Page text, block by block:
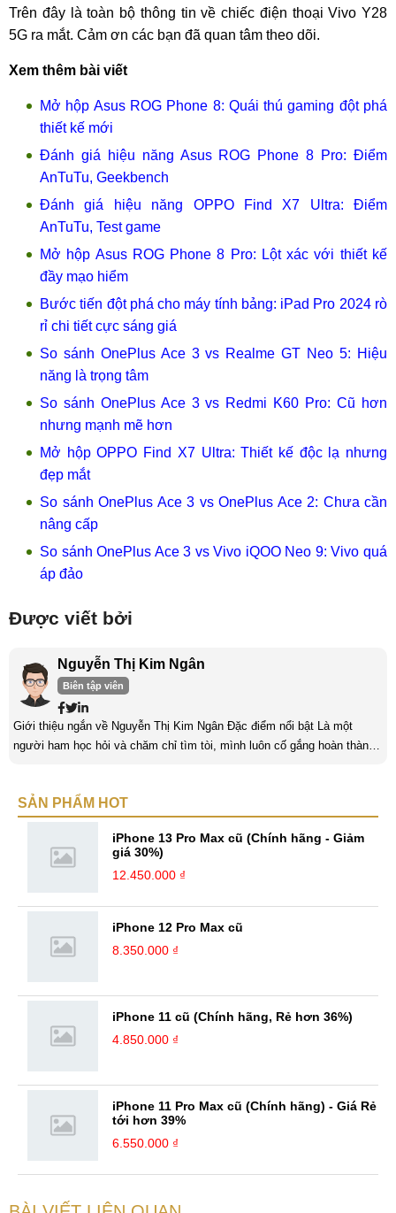
Trên đây là toàn bộ thông tin về chiếc điện thoại Vivo Y28
5G ra mắt. Cảm ơn các bạn đã quan tâm theo dõi.
Xem thêm bài viết
Mở hộp Asus ROG Phone 8: Quái thú gaming đột phá
thiết kế mới
Đánh giá hiệu năng Asus ROG Phone 8 Pro: Điểm
AnTuTu, Geekbench
Đánh giá hiệu năng OPPO Find X7 Ultra: Điểm
AnTuTu, Test game
Mở hộp Asus ROG Phone 8 Pro: Lột xác với thiết kế
đầy mạo hiểm
Bước tiến đột phá cho máy tính bảng: iPad Pro 2024 rò
rỉ chi tiết cực sáng giá
So sánh OnePlus Ace 3 vs Realme GT Neo 5: Hiệu
năng là trọng tâm
So sánh OnePlus Ace 3 vs Redmi K60 Pro: Cũ hơn
nhưng mạnh mẽ hơn
Mở hộp OPPO Find X7 Ultra: Thiết kế độc lạ nhưng
đẹp mắt
So sánh OnePlus Ace 3 vs OnePlus Ace 2: Chưa cần
nâng cấp
So sánh OnePlus Ace 3 vs Vivo iQOO Neo 9: Vivo quá
áp đảo
Được viết bởi
Nguyễn Thị Kim Ngân
Biên tập viên
Giới thiệu ngắn về Nguyễn Thị Kim Ngân Đặc điểm nổi bật Là một
người ham học hỏi và chăm chỉ tìm tòi, mình luôn cố gắng hoàn thành
sẽ nhận được thêm nhiều bài học cũng như kinh nghiệm quý giá. Đặc
SẢN PHẨM HOT
iPhone 13 Pro Max cũ (Chính hãng - Giảm
giá 30%)
12.450.000 ₫
iPhone 12 Pro Max cũ
8.350.000 ₫
iPhone 11 cũ (Chính hãng, Rẻ hơn 36%)
4.850.000 ₫
iPhone 11 Pro Max cũ (Chính hãng) - Giá Rẻ
tới hơn 39%
6.550.000 ₫